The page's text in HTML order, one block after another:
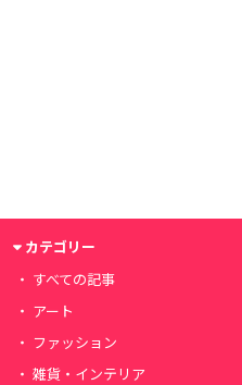
カテゴリー
すべての記事
アート
ファッション
雑貨・インテリア